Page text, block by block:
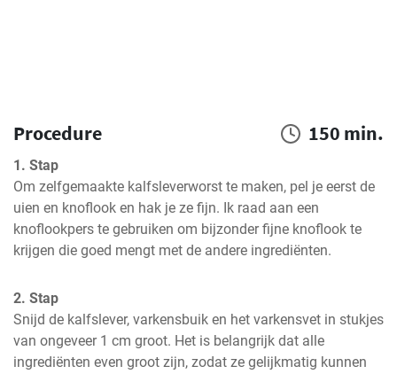
Procedure 150 min.
1. Stap
Om zelfgemaakte kalfsleverworst te maken, pel je eerst de
uien en knoflook en hak je ze fijn. Ik raad aan een
knoflookpers te gebruiken om bijzonder fijne knoflook te
krijgen die goed mengt met de andere ingrediënten.
2. Stap
Snijd de kalfslever, varkensbuik en het varkensvet in stukjes
van ongeveer 1 cm groot. Het is belangrijk dat alle
ingrediënten even groot zijn, zodat ze gelijkmatig kunnen